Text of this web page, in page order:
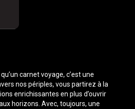
carnet voyage, c’est une
nos périples, vous partirez à la
enrichissantes en plus d’ouvrir
horizons. Avec, toujours, une